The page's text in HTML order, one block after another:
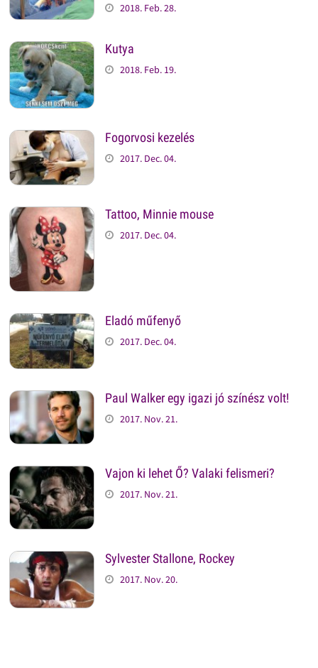
2018. Feb. 28.
Kutya
2018. Feb. 19.
Fogorvosi kezelés
2017. Dec. 04.
Tattoo, Minnie mouse
2017. Dec. 04.
Eladó műfenyő
2017. Dec. 04.
Paul Walker egy igazi jó színész volt!
2017. Nov. 21.
Vajon ki lehet Ő? Valaki felismeri?
2017. Nov. 21.
Sylvester Stallone, Rockey
2017. Nov. 20.